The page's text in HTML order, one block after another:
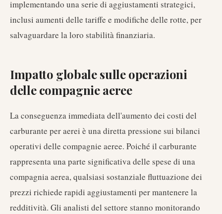
implementando una serie di aggiustamenti strategici,
inclusi aumenti delle tariffe e modifiche delle rotte, per
salvaguardare la loro stabilità finanziaria.
Impatto globale sulle operazioni
delle compagnie aeree
La conseguenza immediata dell'aumento dei costi del
carburante per aerei è una diretta pressione sui bilanci
operativi delle compagnie aeree. Poiché il carburante
rappresenta una parte significativa delle spese di una
compagnia aerea, qualsiasi sostanziale fluttuazione dei
prezzi richiede rapidi aggiustamenti per mantenere la
redditività. Gli analisti del settore stanno monitorando